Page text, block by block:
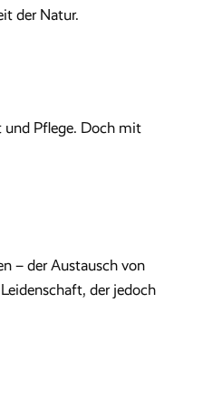
der Natur.
und Pflege. Doch mit
– der Austausch von
der jedoch